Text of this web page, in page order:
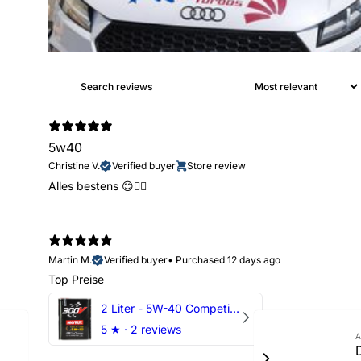
5w40
Christine V. Verified buyer Store review
Alles bestens 😊👍🏻
Martin M.
Verified buyer• Purchased 12 days ago
Top Preise
2 Liter - 5W-40 Competition 300V Motul Motoröl
5 ★ · 2 reviews